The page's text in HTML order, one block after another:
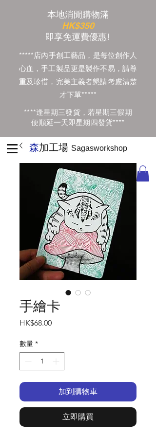
本地消閒購物滿
HK$350
​即享免運費優惠!
*****店內手創工藝品，是每位創作人
心血，手工製品更是製作不易，請尊
重及珍惜，完美主義者懇請考慮清楚
才下單*****
****逢星期三發貨，若星期三假期
便順延一天即星期四發貨****
森加工場 Sagasworkshop
手繪卡
HK$68.00價
數量 *
加到購物車
立即購買